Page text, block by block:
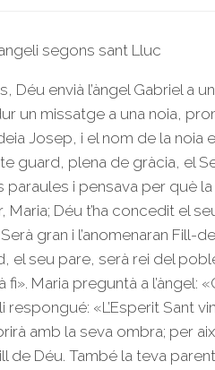
segons sant Lluc
Déu envià l’àngel Gabriel a
un missatge a una noia,
Josep, i el nom de la noia
guard, plena de gràcia, el
i pensava per què la
Maria; Déu t’ha concedit el
gran i l’anomenaran Fill-
el seu pare, serà rei del
fi». Maria preguntà a l’àngel:
li respongué: «L’Esperit Sant
amb la seva ombra; per
de Déu. També la teva